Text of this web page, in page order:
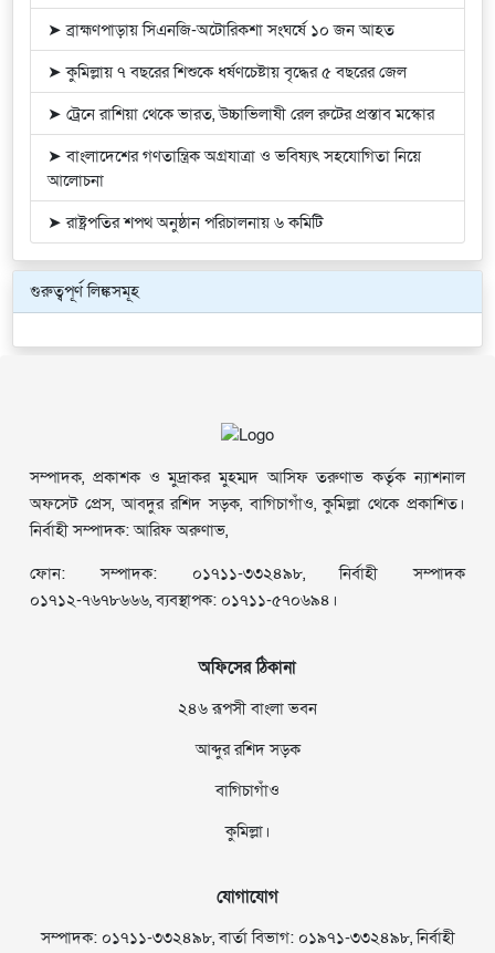
➤ ব্রাহ্মণপাড়ায় সিএনজি-অটোরিকশা সংঘর্ষে ১০ জন আহত
➤ কুমিল্লায় ৭ বছরের শিশুকে ধর্ষণচেষ্টায় বৃদ্ধের ৫ বছরের জেল
➤ ট্রেনে রাশিয়া থেকে ভারত, উচ্চাভিলাষী রেল রুটের প্রস্তাব মস্কোর
➤ বাংলাদেশের গণতান্ত্রিক অগ্রযাত্রা ও ভবিষ্যৎ সহযোগিতা নিয়ে
আলোচনা
➤ রাষ্ট্রপতির শপথ অনুষ্ঠান পরিচালনায় ৬ কমিটি
গুরুত্বপূর্ণ লিঙ্কসমূহ
সম্পাদক, প্রকাশক ও মুদ্রাকর মুহম্মদ আসিফ তরুণাভ কর্তৃক ন্যাশনাল
অফসেট প্রেস, আবদুর রশিদ সড়ক, বাগিচাগাঁও, কুমিল্লা থেকে প্রকাশিত।
নির্বাহী সম্পাদক: আরিফ অরুণাভ,
ফোন: সম্পাদক: ০১৭১১-৩৩২৪৯৮, নির্বাহী সম্পাদক
০১৭১২-৭৬৭৮৬৬৬, ব্যবস্থাপক: ০১৭১১-৫৭০৬৯৪।
অফিসের ঠিকানা
২৪৬ রূপসী বাংলা ভবন
আব্দুর রশিদ সড়ক
বাগিচাগাঁও
কুমিল্লা।
যোগাযোগ
সম্পাদক: ০১৭১১-৩৩২৪৯৮, বার্তা বিভাগ: ০১৯৭১-৩৩২৪৯৮, নির্বাহী